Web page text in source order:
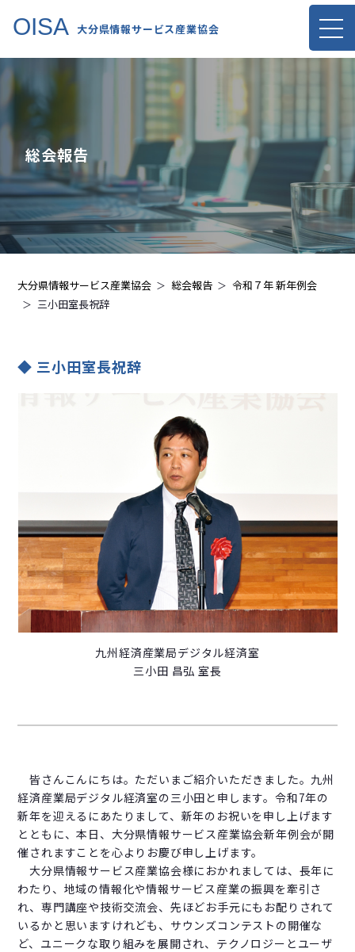
OISA 大分県情報サービス産業協会
総会報告
大分県情報サービス産業協会 総会報告
令和７年 新年例会
三小田室長祝辞
三小田室長祝辞
九州経済産業局デジタル経済室
三小田 昌弘 室長
皆さんこんにちは。ただいまご紹介いただきました。九州
経済産業局デジタル経済室の三小田と申します。令和7年の
新年を迎えるにあたりまして、新年のお祝いを申し上げます
とともに、本日、大分県情報サービス産業協会新年例会が開
催されますことを心よりお慶び申し上げます。
大分県情報サービス産業協会様におかれましては、長年に
わたり、地域の情報化や情報サービス産業の振興を牽引さ
れ、専門講座や技術交流会、先ほどお手元にもお配りされて
いるかと思いますけれども、サウンズコンテストの開催な
ど、ユニークな取り組みを展開され、テクノロジーとユーザ